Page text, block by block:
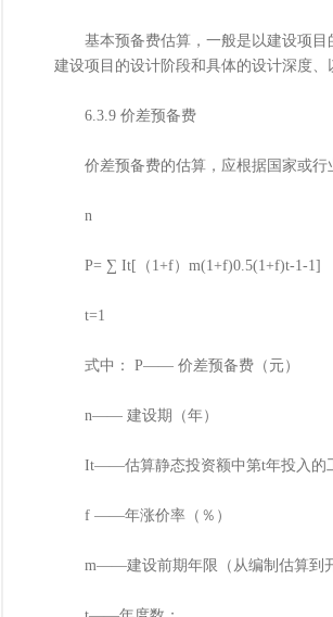
基本预备费估算，一般是以建设项目
建设项目的设计阶段和具体的设计深度
6.3.9 价差预备费
价差预备费的估算，应根据国家或行
n
P= ∑ It[（1+f）m(1+f)0.5(1+f)t-1-1]
t=1
式中： P―― 价差预备费（元）
n―― 建设期（年）
It――估算静态投资额中第t年投入的工
f ――年涨价率（％）
m――建设前期年限（从编制估算到开